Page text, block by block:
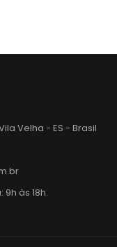
Velha - ES - Brasil
às 18h.